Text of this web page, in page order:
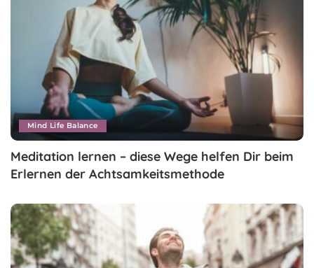
Mind Life Balance
Meditation lernen – diese Wege helfen Dir beim
Erlernen der Achtsamkeitsmethode